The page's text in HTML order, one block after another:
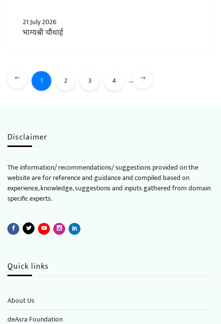
21 July 2026
भाग्यश्री चौथाई
1 2 3 4 ...
Disclaimer
The information/ recommendations/ suggestions provided on the
website are for reference and guidance and compiled based on
experience, knowledge, suggestions and inputs gathered from domain
specific experts.
Quick links
About Us
deAsra Foundation